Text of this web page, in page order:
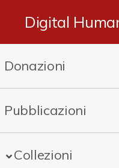
Digital
Donazioni
Pubblicazioni
Collezioni